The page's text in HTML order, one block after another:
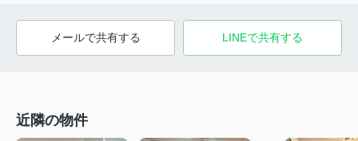
メールで共有する LINEで共有する
近隣の物件